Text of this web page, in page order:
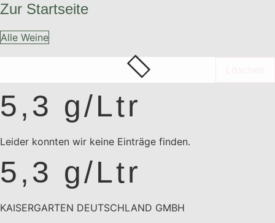
Zur Startseite
Alle Weine
5,3 g/Ltr
Leider konnten wir keine Einträge finden.
5,3 g/Ltr
KAISERGARTEN DEUTSCHLAND GMBH